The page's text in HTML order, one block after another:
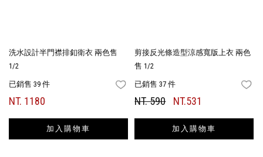
洗水設計半門襟排釦衛衣 兩色售
1/2
已銷售 39 件 FAVORITES
NT. 1180
加入購物車
剪接反光條造型涼感寬版上衣 兩色
售 1/2
已銷售 37 件
NT. 590 NT.531
加入購物車